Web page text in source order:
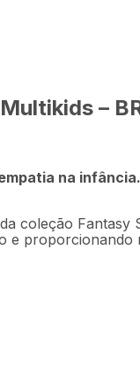
–
na infância.
coleção Fantasy
e